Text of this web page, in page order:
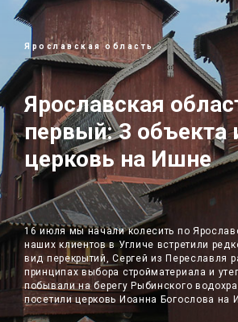
Ярославская область
Ярославская
первый: 3 объекта
церковь на Ишне
16 июля мы начали колесить по
наших клиентов в Угличе встретили
вид перекрытий, Сергей из Переславля
принципах выбора стройматериала и
побывали на берегу Рыбинского
посетили церковь Иоанна Богослова на